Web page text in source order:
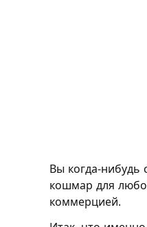
Вы когда-нибудь
кошмар для
коммерцией.